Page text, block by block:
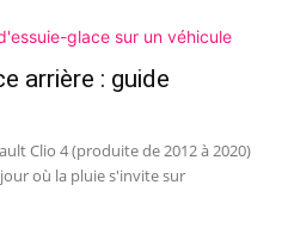
arrière : guide
Clio 4 (produite de 2012 à 2020)
où la pluie s'invite sur